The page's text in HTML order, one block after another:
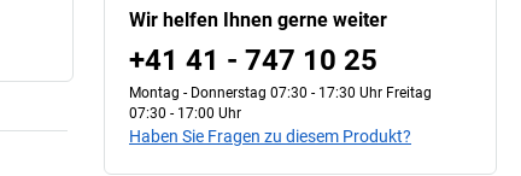
Wir helfen Ihnen gerne weiter
+41 41 - 747 10 25
Montag - Donnerstag 07:30 - 17:30 Uhr Freitag
07:30 - 17:00 Uhr
Haben Sie Fragen zu diesem Produkt?